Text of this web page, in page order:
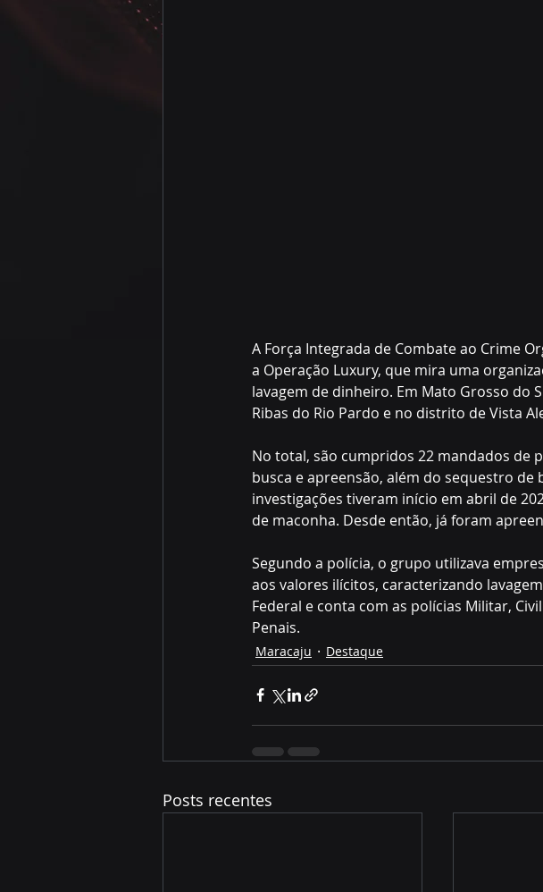
A Força Integrada de Combate ao Crime
a Operação Luxury, que mira uma
lavagem de dinheiro. Em Mato Grosso do
Ribas do Rio Pardo e no distrito de Vista
No total, são cumpridos 22 mandados de
busca e apreensão, além do sequestro de
investigações tiveram início em abril de
de maconha. Desde então, já foram
Segundo a polícia, o grupo utilizava
aos valores ilícitos, caracterizando
Federal e conta com as polícias Militar,
Penais.
Maracaju Destaque
Posts recentes